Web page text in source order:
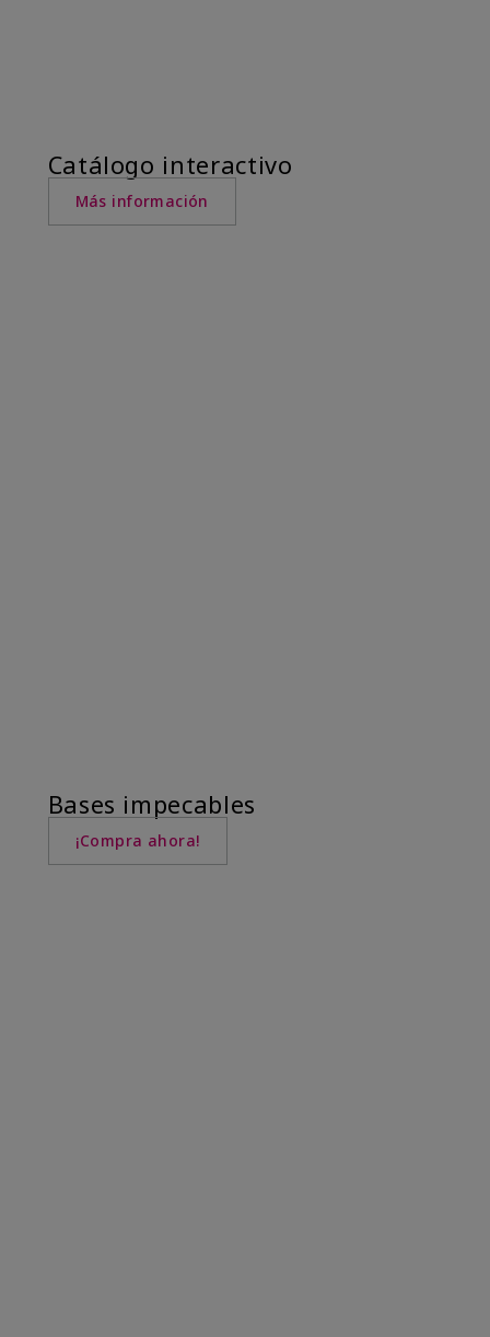
Catálogo interactivo
Más información
Bases impecables
¡Compra ahora!